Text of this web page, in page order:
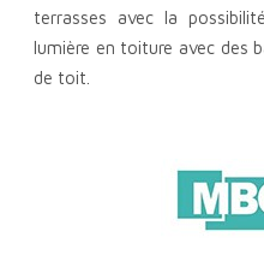
terrasses avec la
lumière en toiture avec des
de toit.